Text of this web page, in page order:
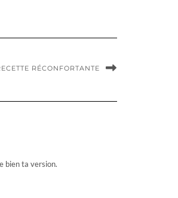
RÉCONFORTANTE
bien ta version.